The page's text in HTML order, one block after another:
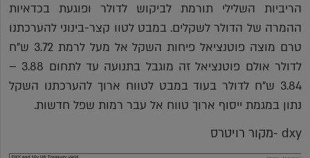
הריביות השלילי תורמת לביקוש לדולר ופוגעת בכדאיות
ההמרה של הדולר לשקלים. במבט לטוו קצר-בינוני להערכתנו
טרם מוצה פוטנציאל פיחות השקל אל מעל לרמת 3.72 ש"ח
לדולר אולם פוטנציאל זה מוגבל בתנועה עד לתחום 3.88 –
3.84 ש"ח לדולר בעוד במבט לטווח ארוך להערכתנו השקל
נתון במגמת ייסוף ארוך טווח אל עבר רמות שפל חדשות.
dxy -מקור רויטרס